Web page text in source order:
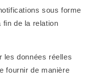
sous forme
fin de la relation
les données réelles
fournir de manière